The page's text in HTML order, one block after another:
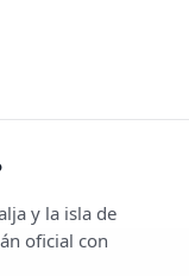
y la isla de
oficial con